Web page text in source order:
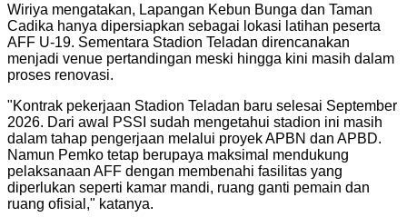
Wiriya mengatakan, Lapangan Kebun Bunga dan Taman
Cadika hanya dipersiapkan sebagai lokasi latihan peserta
AFF U-19. Sementara Stadion Teladan direncanakan
menjadi venue pertandingan meski hingga kini masih dalam
proses renovasi.
"Kontrak pekerjaan Stadion Teladan baru selesai September
2026. Dari awal PSSI sudah mengetahui stadion ini masih
dalam tahap pengerjaan melalui proyek APBN dan APBD.
Namun Pemko tetap berupaya maksimal mendukung
pelaksanaan AFF dengan membenahi fasilitas yang
diperlukan seperti kamar mandi, ruang ganti pemain dan
ruang ofisial," katanya.